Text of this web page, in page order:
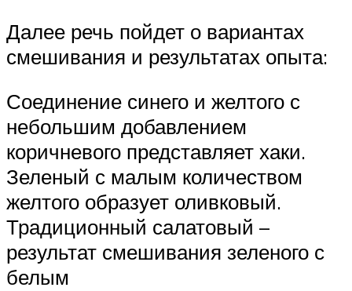
Далее речь пойдет о вариантах
смешивания и результатах опыта:
Соединение синего и желтого с
небольшим добавлением
коричневого представляет хаки.
Зеленый с малым количеством
желтого образует оливковый.
Традиционный салатовый –
результат смешивания зеленого с
белым